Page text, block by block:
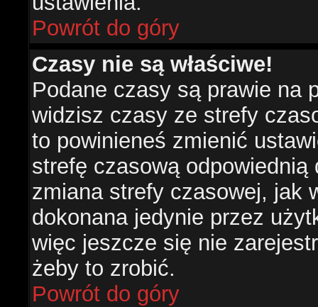
Powrót do góry
Czasy nie są właściwe!
Podane czasy są prawie na
widzisz czasy ze strefy
to powinieneś zmienić
strefę czasową
zmiana strefy czasowej, jak
dokonana jedynie przez
więc jeszcze się nie
żeby to zrobić.
Powrót do góry